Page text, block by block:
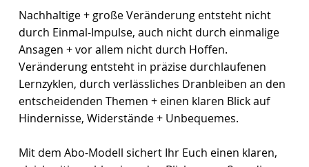
Nachhaltige + große Veränderung entsteht nicht
durch Einmal-Impulse, auch nicht durch einmalige
Ansagen + vor allem nicht durch Hoffen.
Veränderung entsteht in präzise durchlaufenen
Lernzyklen, durch verlässliches Dranbleiben an den
entscheidenden Themen + einen klaren Blick auf
Hindernisse, Widerstände + Unbequemes.
Mit dem Abo-Modell sichert Ihr Euch einen klaren,